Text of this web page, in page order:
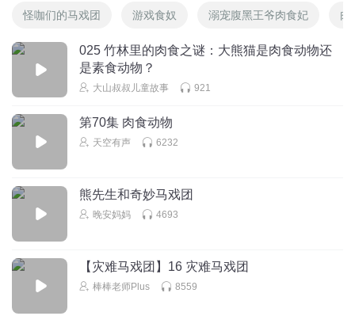
怪咖们的马戏团 游戏食奴 溺宠腹黑王爷肉食妃 肉
025 竹林里的肉食之谜：大熊猫是肉食动物还
是素食动物？
大山叔叔儿童故事 921
第70集 肉食动物
天空有声 6232
熊先生和奇妙马戏团
晚安妈妈 4693
【灾难马戏团】16 灾难马戏团
棒棒老师Plus 8559